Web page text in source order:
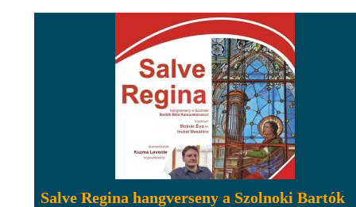
Salve Regina hangverseny a Szolnoki Bartók